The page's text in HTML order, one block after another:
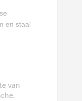
en staal
van